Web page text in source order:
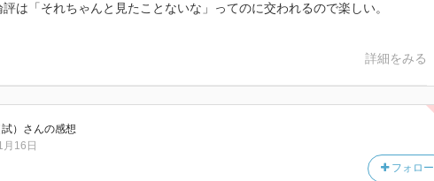
は「それちゃんと見たことないな」ってのに交われるので楽しい。
詳細をみる
） さんの感想
フォロー
16日